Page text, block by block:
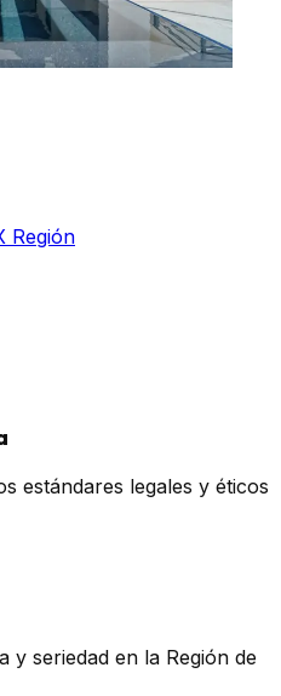
Región
estándares legales y éticos
y seriedad en la Región de